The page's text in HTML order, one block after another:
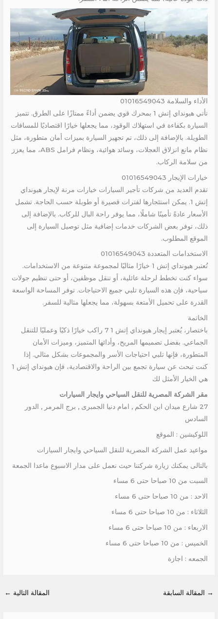
الأداء والسلامة 01016549043
تأتي هيونداي إتش 1 بمحرك قوي يضمن أداءً ممتازًا على الطرق. تتميز
السيارة بكفاءة في استهلاك الوقود، مما يجعلها خيارًا اقتصاديًا للمسافات
الطويلة. بالإضافة إلى ذلك، تم تجهيز السيارة بميزات أمان متطورة، مثل
نظام مانع انزلاق العجلات، وسائد هوائية، ونظام فرامل ABS، مما يعزز
من سلامة الركاب.
خيارات الإيجار 01016549043
تقدم العديد من شركات تأجير السيارات خيارات مرنة لإيجار هيونداي
إتش 1. يمكن استئجارها لفترات قصيرة أو طويلة حسب الحاجة. تشمل
الأسعار عادةً تأمينًا شاملًا، مما يوفر راحة البال للركاب. بالإضافة إلى
ذلك، توفر بعض الشركات خدمات إضافية مثل توصيل السيارة إلى
الموقع المطلوب.
الاستخدامات المتعددة 01016549043
تُعتبر هيونداي إتش 1 خيارًا مثاليًا لمجموعة متنوعة من الاستخدامات.
سواء كنت تخطط لرحلة عائلية، أو تنقل موظفين، أو حتى تنظيم جولات
سياحية، فإن هذه السيارة تلبي جميع الاحتياجات. توفر المساحة الواسعة
القدرة على تحميل الأمتعة بسهولة، مما يجعلها مثالية للسفر.
الخاتمة
باختصار، يُعتبر إيجار هيونداي إتش 1 7 راكب خيارًا ذكيًا وعمليًا للتنقل
الجماعي. بفضل تصميمها المريح، وأدائها المتميز، وميزات الأمان
المتطورة، فإنها تلبي احتياجات الأسر والمجموعات بشكل مثالي. إذا
كنت تبحث عن سيارة تجمع بين الراحة والاقتصادية، فإن هيونداي إتش 1
هي الخيار الأمثل لك
مقر الشركة المصرية للنقل السياحي وايجار السيارات
27 شارع ميدان ابن الحكم , امام دنيا الجمبرى , برج المرمر , الدور
السادس
اللوكيشين : الموقع
مواعيد عمل الشركة المصرية للنقل السياحي وايجار السيارات
بالتالى يمكنك زيارة شركتنا حيث نعمل على مدار الاسبوع ماعدا الجمعة
السبت من 10 صباحا حتى 6 مساء
الاحد : من 10 صباحا حتى 6 مساء
الثلاثاء : من 10 صباحا حتى 6 مساء
الاربعاء : من 10 صباحا حتى 6 مساء
الخميس : من 10 صباحا حتى 6 مساء
الجمعه : اجازة
→ المقالة السابقة المقالة التالية ←